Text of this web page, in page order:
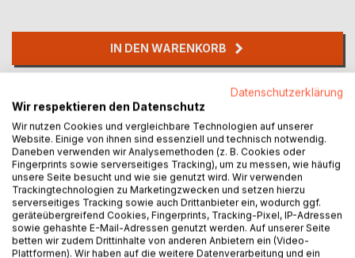
IN DEN WARENKORB
Titel bewerten
BESCHREIBUNG
Datenschutzerklärung
Wir respektieren den Datenschutz
Wir nutzen Cookies und vergleichbare Technologien auf unserer
Website. Einige von ihnen sind essenziell und technisch notwendig.
Daneben verwenden wir Analysemethoden (z. B. Cookies oder
Fingerprints sowie serverseitiges Tracking), um zu messen, wie häufig
unsere Seite besucht und wie sie genutzt wird. Wir verwenden
Trackingtechnologien zu Marketingzwecken und setzen hierzu
serverseitiges Tracking sowie auch Drittanbieter ein, wodurch ggf.
geräteübergreifend Cookies, Fingerprints, Tracking-Pixel, IP-Adressen
sowie gehashte E-Mail-Adressen genutzt werden. Auf unserer Seite
betten wir zudem Drittinhalte von anderen Anbietern ein (Video-
Plattformen). Wir haben auf die weitere Datenverarbeitung und ein